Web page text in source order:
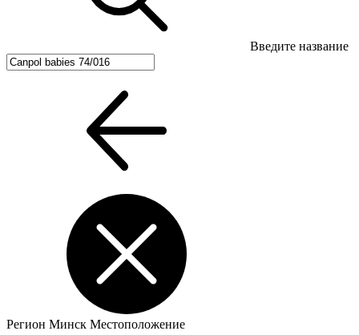
Введите название
Регион Минск Местоположение